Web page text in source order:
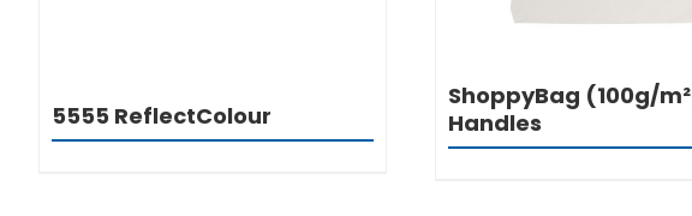
5555 ReflectColour
ShoppyBag (100g/
Handles